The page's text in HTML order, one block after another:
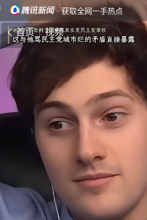
· 获取全网一手热点
首页 视频